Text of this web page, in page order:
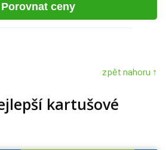
Porovnat ceny
zpět nahoru ↑
kartušové